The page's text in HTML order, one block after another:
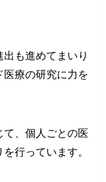
も進めてまいり
医療の研究に力を
、個人ごとの医
行っています。